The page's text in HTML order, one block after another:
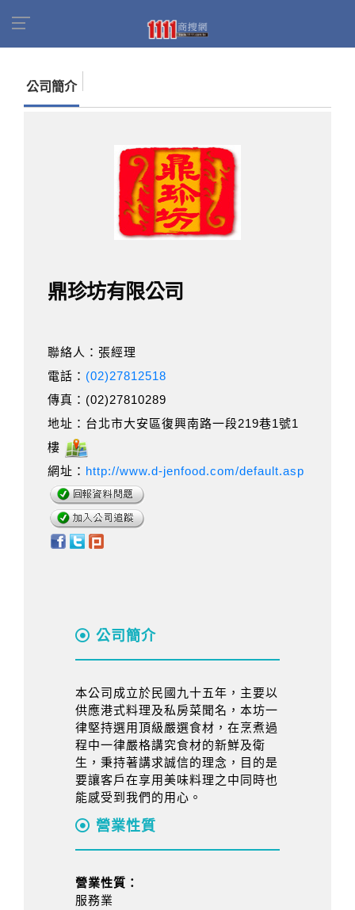
公司簡介
鼎珍坊有限公司
聯絡人：張經理
電話： (02)27812518
傳真：(02)27810289
地址：台北市大安區復興南路一段219巷1號1
樓
網址： http://www.d-jenfood.com/default.asp
公司簡介
本公司成立於民國九十五年，主要以
供應港式料理及私房菜聞名，本坊一
律堅持選用頂級嚴選食材，在烹煮過
程中一律嚴格講究食材的新鮮及衛
生，秉持著講求誠信的理念，目的是
要讓客戶在享用美味料理之中同時也
能感受到我們的用心。
營業性質
營業性質：
服務業